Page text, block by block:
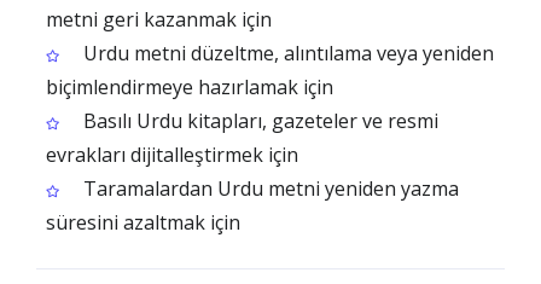
metni geri kazanmak için
Urdu metni düzeltme, alıntılama veya yeniden
biçimlendirmeye hazırlamak için
Basılı Urdu kitapları, gazeteler ve resmi
evrakları dijitalleştirmek için
Taramalardan Urdu metni yeniden yazma
süresini azaltmak için